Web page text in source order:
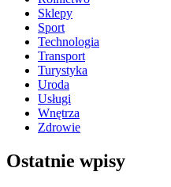
Sklepy
Sport
Technologia
Transport
Turystyka
Uroda
Usługi
Wnętrza
Zdrowie
Ostatnie wpisy